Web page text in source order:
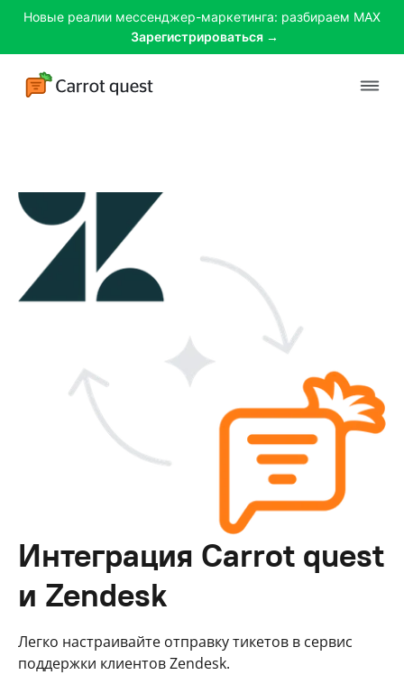
Новые реалии мессенджер-маркетинга: разбираем MAX
Зарегистрироваться →
Решения
Клиенты
Цены
Интеграция Carrot quest
и Zendesk
Легко настраивайте отправку тикетов в сервис
поддержки клиентов Zendesk.